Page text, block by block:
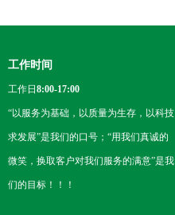
工作时间
工作日 8:00-17:00
“以服务为基础，以质量为生存，以科技
求发展”是我们的口号；“用我们真诚的
微笑，换取客户对我们服务的满意”是我
们的目标！！！